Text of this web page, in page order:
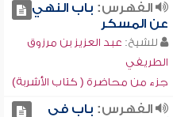
الفهرس: باب النهي
عن المسكر
للشيخ: عبد العزيز بن مرزوق
الطريفي
جزء من محاضرة ( كتاب الأشربة)
الفهرس: باب في